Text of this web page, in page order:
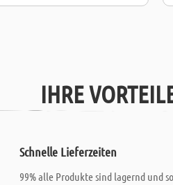
IHRE
Schnelle Lieferzeiten
99% alle Produkte sind lagernd und